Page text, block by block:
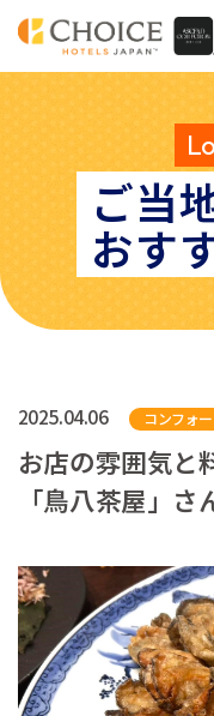
ご当
おす
2025.04.06 コンフォ
お店の雰囲気と
「鳥八茶屋」さ